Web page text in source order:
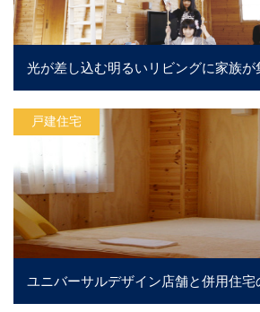
光が差し込む明るいリビングに家族が
戸建住宅
ユニバーサルデザイン店舗と併用住宅